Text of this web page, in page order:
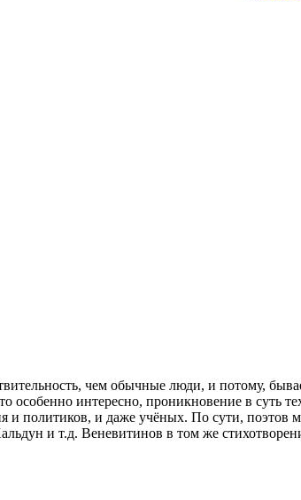
чем обычные люди, и потому,
особенно интересно, проникновение в суть
и политиков, и даже учёных. По сути,
и т.д. Веневитинов в том же